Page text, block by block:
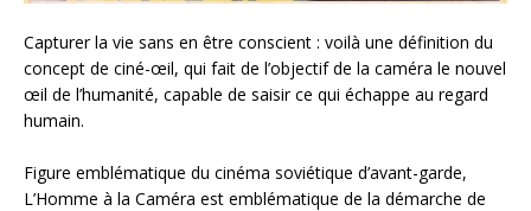
Capturer la vie sans en être conscient : voilà une définition du
concept de ciné-œil, qui fait de l’objectif de la caméra le nouvel
œil de l’humanité, capable de saisir ce qui échappe au regard
humain.
Figure emblématique du cinéma soviétique d’avant-garde,
L’Homme à la Caméra est emblématique de la démarche de